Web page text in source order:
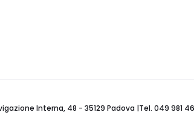
Interna, 48 - 35129 Padova |Tel. 049 981